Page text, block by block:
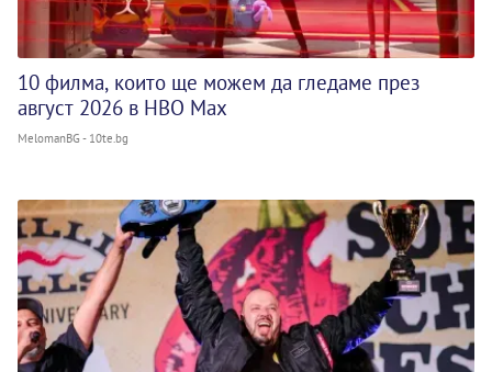
10 филма, които ще можем да гледаме през
август 2026 в HBO Max
MelomanBG - 10te.bg